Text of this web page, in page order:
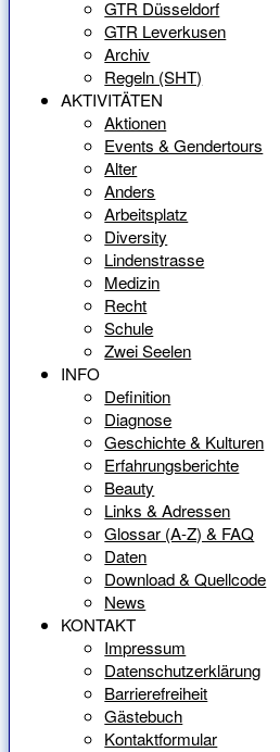
GTR Düsseldorf
GTR Leverkusen
Archiv
Regeln (SHT)
AKTIVITÄTEN
Aktionen
Events & Gendertours
Alter
Anders
Arbeitsplatz
Diversity
Lindenstrasse
Medizin
Recht
Schule
Zwei Seelen
INFO
Definition
Diagnose
Geschichte & Kulturen
Erfahrungsberichte
Beauty
Links & Adressen
Glossar (A-Z) & FAQ
Daten
Download & Quellcode
News
KONTAKT
Impressum
Datenschutzerklärung
Barrierefreiheit
Gästebuch
Kontaktformular